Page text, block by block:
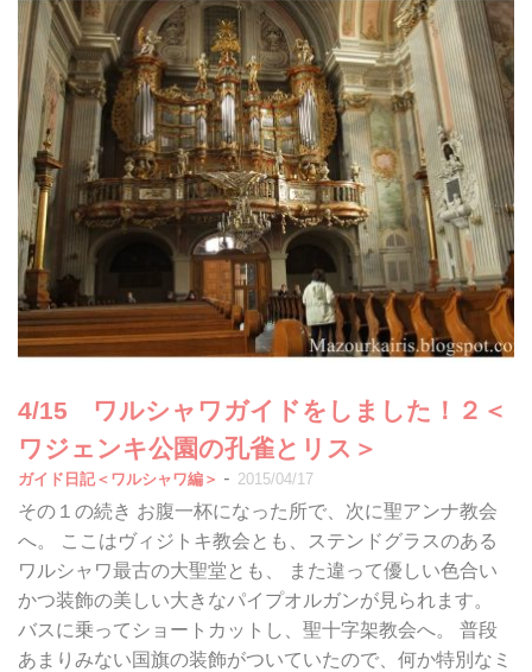
4/15 ワルシャワガイドをしました！２＜
ワジェンキ公園の孔雀とリス＞
ガイド日記＜ワルシャワ編＞ - 2015/04/17
その１の続き お腹一杯になった所で、次に聖アンナ教会
へ。 ここはヴィジトキ教会とも、ステンドグラスのある
ワルシャワ最古の大聖堂とも、 また違って優しい色合い
かつ装飾の美しい大きなパイプオルガンが見られます。
バスに乗ってショートカットし、聖十字架教会へ。 普段
あまりみない国旗の装飾がついていたので、何か特別なミ